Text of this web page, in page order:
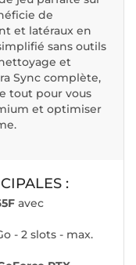
de
et latéraux en
sans outils
et
Sync complète,
tout pour vous
et optimiser
:
avec
- 2 slots - max.